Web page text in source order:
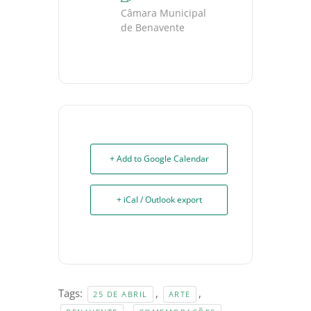
Câmara Municipal
de Benavente
+ Add to Google Calendar
+ iCal / Outlook export
Tags: 25 DE ABRIL , ARTE ,